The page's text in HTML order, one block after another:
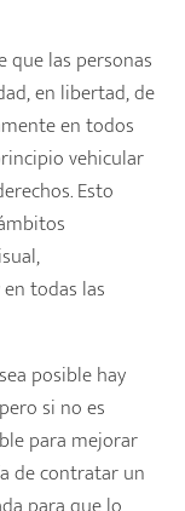
que las personas
en libertad, de
en todos
vehicular
Esto
todas las
posible hay
si no es
para mejorar
de contratar un